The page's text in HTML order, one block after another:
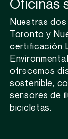
Oficinas
Nuestras
Toronto y
certificación
Environmental
ofrecemos
sostenible,
sensores de
bicicletas.